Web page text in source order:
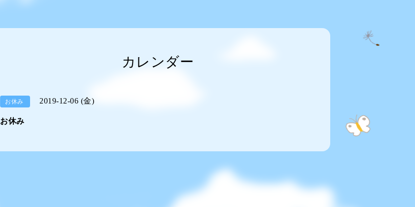
カレンダー
お休み 2019-12-06 (金)
お休み